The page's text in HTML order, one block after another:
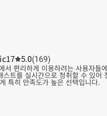
5.0(169)
편리하게 이용하려는 사용자들
트를 실시간으로 청취할 수 있어
특히 만족도가 높은 선택입니다.